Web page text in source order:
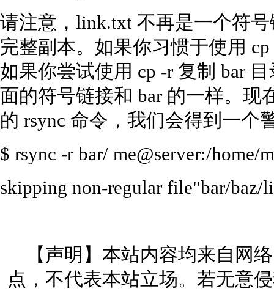
请注意，link.txt 不再是一个符
完整副本。如果你习惯于使用
如果你尝试使用 cp -r 复制 bar
面的符号链接和 bar 的一样。现
的 rsync 命令，我们会得到一个
$ rsync -r bar/ me@server:/home/
skipping non-regular file"bar/baz/
【声明】本站内容均来自网
点，不代表本站立场。若无意